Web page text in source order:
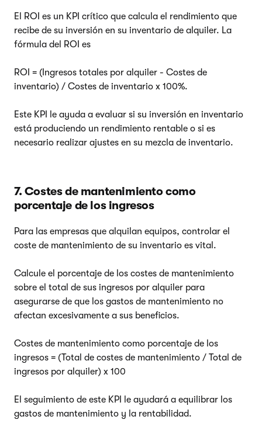
El ROI es un KPI crítico que calcula el rendimiento que
recibe de su inversión en su inventario de alquiler. La
fórmula del ROI es
ROI = (Ingresos totales por alquiler - Costes de
inventario) / Costes de inventario x 100%.
Este KPI le ayuda a evaluar si su inversión en inventario
está produciendo un rendimiento rentable o si es
necesario realizar ajustes en su mezcla de inventario.
7. Costes de mantenimiento como
porcentaje de los ingresos
Para las empresas que alquilan equipos, controlar el
coste de mantenimiento de su inventario es vital.
Calcule el porcentaje de los costes de mantenimiento
sobre el total de sus ingresos por alquiler para
asegurarse de que los gastos de mantenimiento no
afectan excesivamente a sus beneficios.
Costes de mantenimiento como porcentaje de los
ingresos = (Total de costes de mantenimiento / Total de
ingresos por alquiler) x 100
El seguimiento de este KPI le ayudará a equilibrar los
gastos de mantenimiento y la rentabilidad.